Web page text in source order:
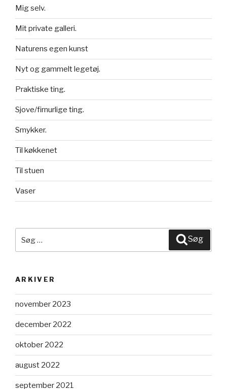
Mig selv.
Mit private galleri.
Naturens egen kunst
Nyt og gammelt legetøj.
Praktiske ting.
Sjove/firnurlige ting.
Smykker.
Til køkkenet
Til stuen
Vaser
efter:
Søg
ARKIVER
november 2023
december 2022
oktober 2022
august 2022
september 2021